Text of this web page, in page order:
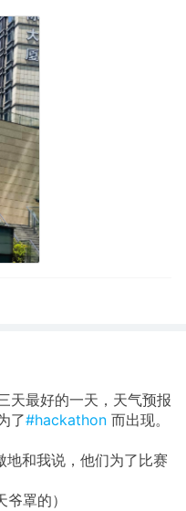
天最好的一天，天气预报
了#hackathon 而出现。
地和我说，他们为了比赛
罩的）